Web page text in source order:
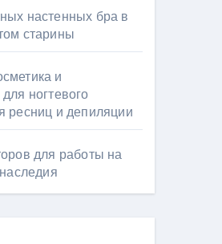
настенных бра в
старины
и
ногтевого
ресниц и депиляции
для работы на